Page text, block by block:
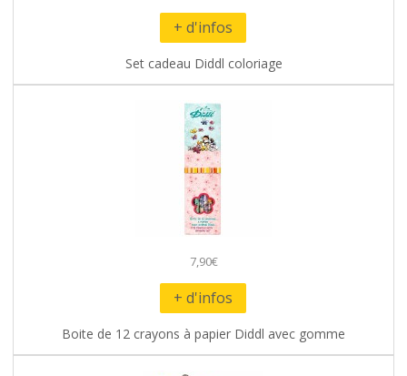
+ d'infos
Set cadeau Diddl coloriage
7,90€
+ d'infos
Boite de 12 crayons à papier Diddl avec gomme